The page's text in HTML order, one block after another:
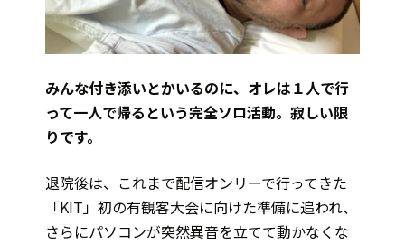
みんな付き添いとかいるのに、オレは１人で行
って一人で帰るという完全ソロ活動。寂しい限
りです。
退院後は、これまで配信オンリーで行ってきた
「KIT」初の有観客大会に向けた準備に追われ、
さらにパソコンが突然異音を立てて動かなくな